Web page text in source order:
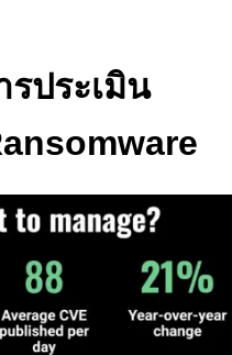
ประเมิน